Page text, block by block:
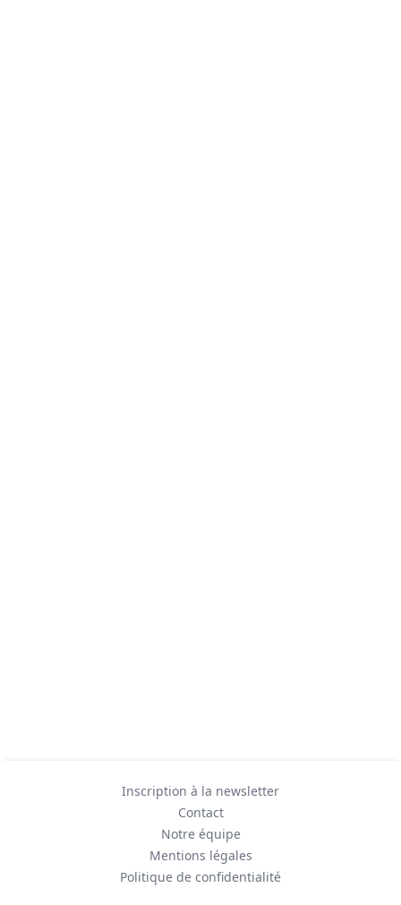
Inscription à la newsletter
Contact
Notre équipe
Mentions légales
Politique de confidentialité